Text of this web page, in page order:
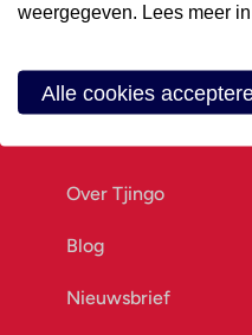
Ons bedrijf
Over Tjingo
Blog
Nieuwsbrief
weergegeven. Lees meer
Alle cookies